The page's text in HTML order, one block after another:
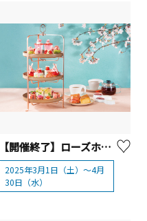
【開催終了】ローズホテル横浜 苺と桜のアフタヌーンティー
2025年3月1日（土）～4月
30日（水）